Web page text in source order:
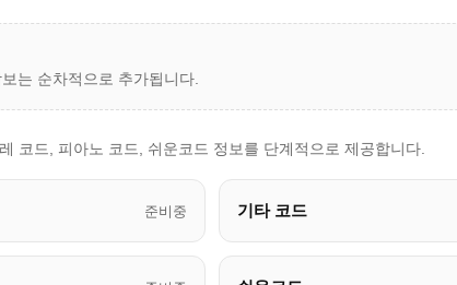
는 순차적으로 추가됩니다.
코드, 피아노 코드, 쉬운코드 정보를 단계적으로 제공합니다.
준비중 기타 코드